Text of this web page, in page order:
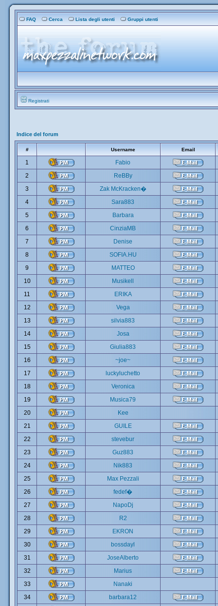
FAQ Cerca Lista degli utenti Gruppi utenti
Registrati
Indice del forum
# Username Email
1
Fabio
2
ReBBy
3
Zak McKracken�
4
Sara883
5
Barbara
6
CinziaMB
7
Denise
8
SOFIA.HU
9
MATTEO
10
Musikell
11
ERIKA
12
Vega
13
silvia883
14
Josa
15
Giulia883
16
~joe~
17
luckyluchetto
18
Veronica
19
Musica79
20
Kee
21
GUILE
22
stevebur
23
Guz883
24
Nik883
25
Max Pezzali
26
fedef�
27
NapoDj
28
R2
29
EKRON
30
bossdayl
31
JoseAlberto
32
Marius
33
Nanaki
34
barbara12